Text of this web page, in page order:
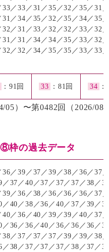
／33／31／35／32／35／31
／34／35／32／35／34／35
／31／33／32／32／33／32
／31／34／34／35／33／32
／32／34／35／35／33／33
：91回 33 ：81回 34
05）〜第0482回（2026/08/
⑧枠の過去データ
／39／37／39／38／36／37
／37／40／37／37／37／38／
／36／38／36／36／36／37
／40／38／36／40／37／39／
／36／40／39／39／40／37
／36／36／40／36／36／36／
／37／37／37／39／39／38
／38／37／37／37／38／37／